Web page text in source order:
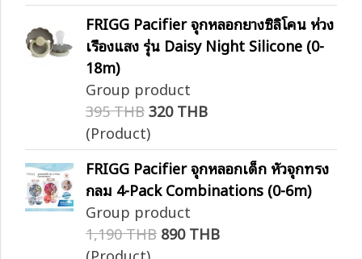
FRIGG Pacifier จุกหลอกยางซิลิโคน ห่วง
เรืองแสง รุ่น Daisy Night Silicone (0-
18m)
Group product
395 THB320 THB
(Product)
FRIGG Pacifier จุกหลอกเด็ก หัวจุกทรง
กลม 4-Pack Combinations (0-6m)
Group product
1,190 THB 890 THB